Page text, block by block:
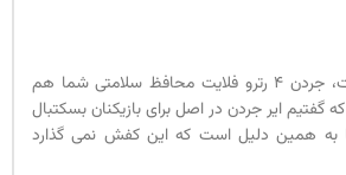
ضمن استفاده بلند مدت، جردن 4 رترو فلایت محافظ سلامتی شما هم
ایر جردن در اصل برای بازیکنان بسکتبال
به همین دلیل است که این کفش نمی گذارد